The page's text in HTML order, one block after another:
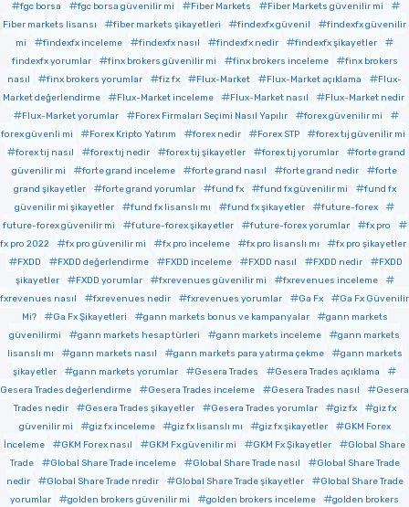
fgc borsa
fgc borsa güvenilir mi Fiber Markets
Fiber Markets güvenilir mi
Fiber markets lisansı
fiber markets şikayetleri findexfx güvenil
findexfx güvenilir
mi
findexfx inceleme findexfx nasıl findexfx nedir
findexfx şikayetler
findexfx yorumlar
finx brokers güvenilir mi finx brokers inceleme
finx brokers
nasıl
finx brokers yorumlar fiz fx Flux-Market Flux-Market açıklama
Flux-
Market değerlendirme
Flux-Market inceleme Flux-Market nasıl
Flux-Market nedir
Flux-Market yorumlar
Forex Firmaları Seçimi Nasıl Yapılır
forex güvenilir mi
forex güvenli mi
Forex Kripto Yatırım forex nedir Forex STP
forex tıj güvenilir mi
forex tıj nasıl
forex tıj nedir forex tıj şikayetler forex tıj yorumlar
forte grand
güvenilir mi
forte grand inceleme forte grand nasıl forte grand nedir
forte
grand şikayetler
forte grand yorumlar fund fx fund fx güvenilir mi
fund fx
güvenilir mi şikayetler
fund fx lisanslı mı fund fx şikayetler
future-forex
future-forex güvenilir mi
future-forex şikayetler future-forex yorumlar
fx pro
fx pro 2022
fx pro güvenilir mi fx pro inceleme fx pro lisanslı mı
fx pro şikayetler
FXDD
FXDD değerlendirme FXDD inceleme FXDD nasıl FXDD nedir
FXDD
şikayetler
FXDD yorumlar fxrevenues güvenilir mi
fxrevenues inceleme
fxrevenues nasıl
fxrevenues nedir fxrevenues yorumlar Ga Fx
Ga Fx Güvenilir
Mi?
Ga Fx Şikayetleri gann markets bonus ve kampanyalar
gann markets
güvenilirmi
gann markets hesap türleri gann markets inceleme
gann markets
lisanslı mı
gann markets nasıl gann markets para yatırma çekme
gann markets
şikayetler
gann markets yorumlar Gesera Trades
Gesera Trades açıklama
Gesera Trades değerlendirme
Gesera Trades inceleme Gesera Trades nasıl
Gesera
Trades nedir
Gesera Trades şikayetler Gesera Trades yorumlar giz fx
giz fx
güvenilir mi
giz fx inceleme giz fx lisanslı mı giz fx şikayetler
GKM Forex
İnceleme
GKM Forex nasıl GKM Fx güvenilir mi GKM Fx Şikayetler
Global Share
Trade
Global Share Trade inceleme Global Share Trade nasıl
Global Share Trade
nedir
Global Share Trade nredir Global Share Trade şikayetler
Global Share Trade
yorumlar
golden brokers güvenilir mi golden brokers inceleme
golden brokers